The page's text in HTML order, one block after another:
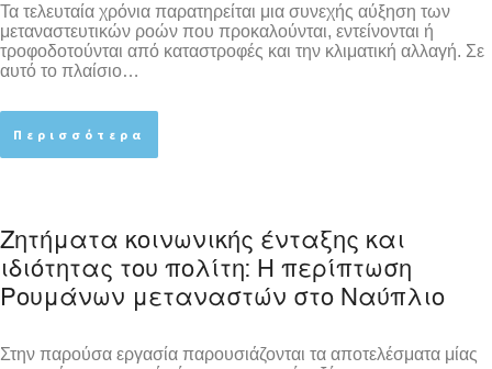
Τα τελευταία χρόνια παρατηρείται μια συνεχής αύξηση των
μεταναστευτικών ροών που προκαλούνται, εντείνονται ή
τροφοδοτούνται από καταστροφές και την κλιματική αλλαγή. Σε
αυτό το πλαίσιο…
Περισσότερα
Ζητήματα κοινωνικής ένταξης και
ιδιότητας του πολίτη: Η περίπτωση
Ρουμάνων μεταναστών στο Ναύπλιο
Στην παρούσα εργασία παρουσιάζονται τα αποτελέσματα μίας